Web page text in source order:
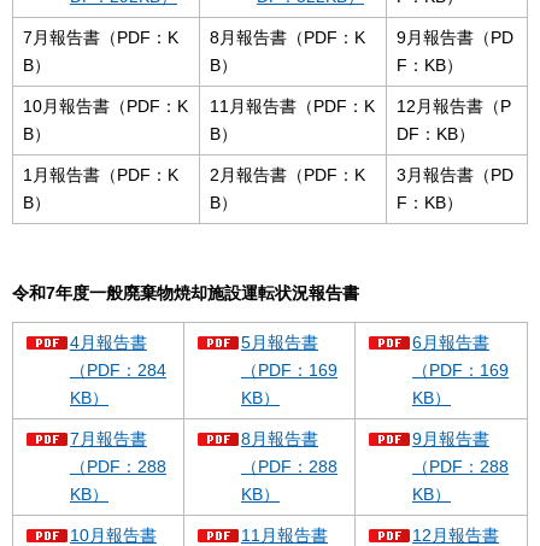
7月報告書（PDF：K
B）
8月報告書（PDF：K
B）
9月報告書（PD
F：KB）
10月報告書（PDF：K
B）
11月報告書（PDF：K
B）
12月報告書（P
DF：KB）
1月報告書（PDF：K
B）
2月報告書（PDF：K
B）
3月報告書（PD
F：KB）
令和7年度一般廃棄物焼却施設運転状況報告書
4月報告書
（PDF：284
KB）
5月報告書
（PDF：169
KB）
6月報告書
（PDF：169
KB）
7月報告書
（PDF：288
KB）
8月報告書
（PDF：288
KB）
9月報告書
（PDF：288
KB）
10月報告書
11月報告書
12月報告書